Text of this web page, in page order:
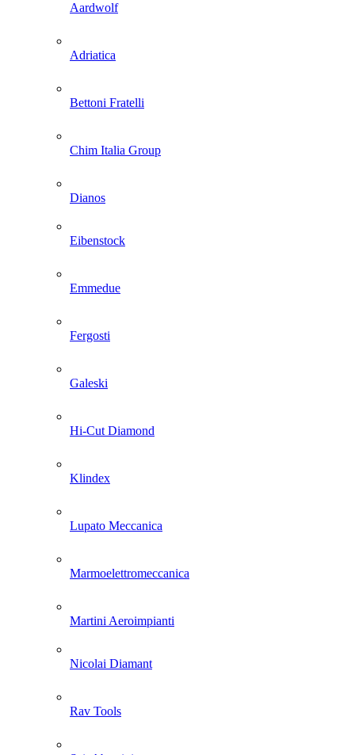
Aardwolf
Adriatica
Bettoni Fratelli
Chim Italia Group
Dianos
Eibenstock
Emmedue
Fergosti
Galeski
Hi-Cut Diamond
Klindex
Lupato Meccanica
Marmoelettromeccanica
Martini Aeroimpianti
Nicolai Diamant
Rav Tools